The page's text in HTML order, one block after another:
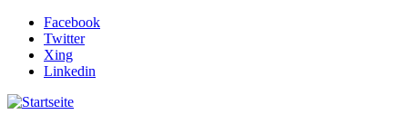
Direkt zum Inhalt
Facebook
Twitter
Xing
Linkedin